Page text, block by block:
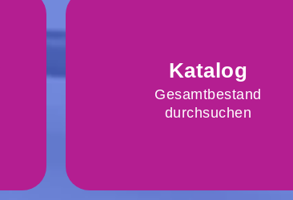
Katalog
Gesamtbestand
durchsuchen
Datensätze durchsuchen
(ohne Medien online)